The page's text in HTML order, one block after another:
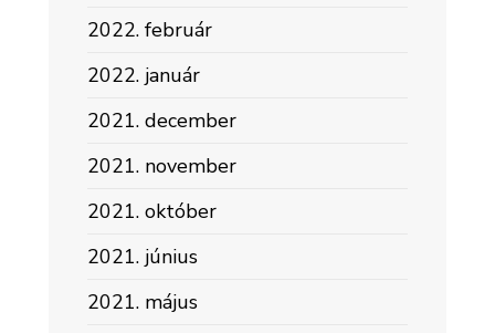
2022. február
2022. január
2021. december
2021. november
2021. október
2021. június
2021. május